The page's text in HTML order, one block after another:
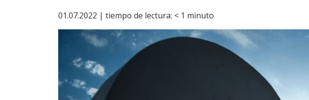
01.07.2022 | tiempo de lectura: < 1 minuto